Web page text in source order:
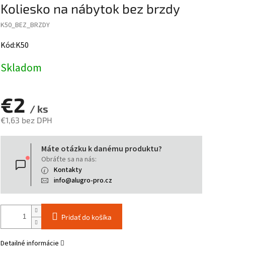
Koliesko na nábytok bez brzdy
K50_BEZ_BRZDY
Kód:K50
Skladom
€2 / ks
€1,63 bez DPH
Jednotková
Máte otázku k danému produktu?
Obráťte sa na nás:
Kontakty
info@alugro-pro.cz
Pridať do košíka
Detailné informácie